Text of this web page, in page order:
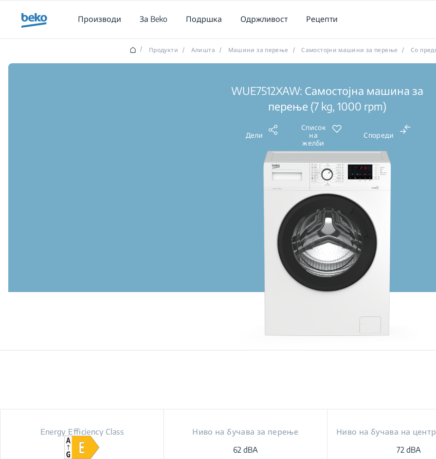
Производи
За Beko Подршка Одржливост Рецепти
/ Продукти / Алишта / Машини за перење / Самостојни машини за перење / Со
WUE7512XAW: Самостојна машина за
перење (7 kg, 1000 rpm)
Дели
Список
на
желби
Спореди
Energy Efficiency Class
Ниво на бучава за перење
62 dBA
Ниво на бучава на
72 dBA